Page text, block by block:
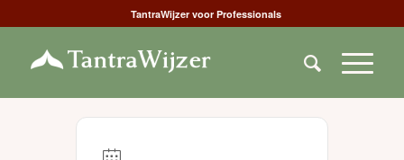
TantraWijzer voor Professionals